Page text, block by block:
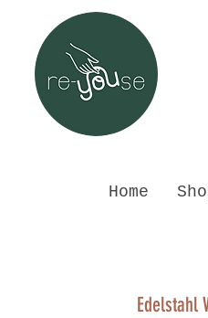
Home
Edelstahl